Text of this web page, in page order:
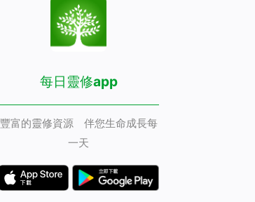
每日靈修app
豐富的靈修資源 伴您生命成長每
一天